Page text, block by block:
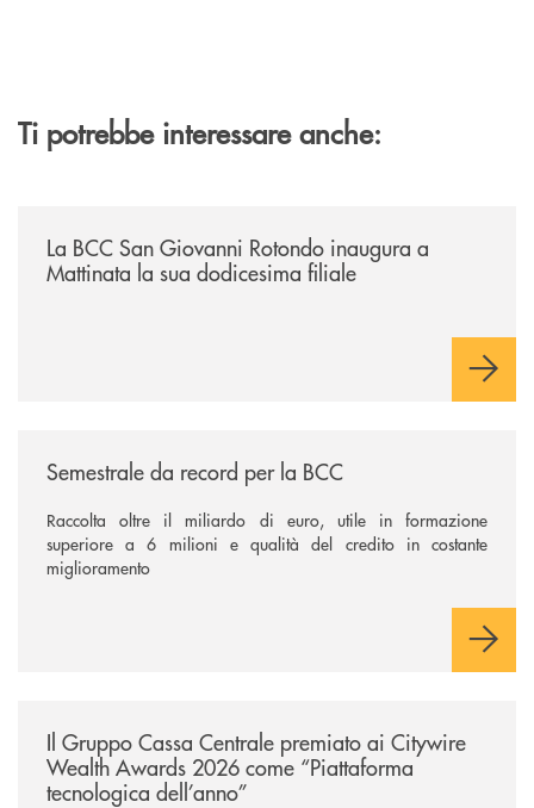
Ti potrebbe interessare anche:
La BCC San Giovanni Rotondo inaugura a
Mattinata la sua dodicesima filiale
Semestrale da record per la BCC
Raccolta oltre il miliardo di euro, utile in formazione
superiore a 6 milioni e qualità del credito in costante
miglioramento
Il Gruppo Cassa Centrale premiato ai Citywire
Wealth Awards 2026 come “Piattaforma
tecnologica dell’anno”